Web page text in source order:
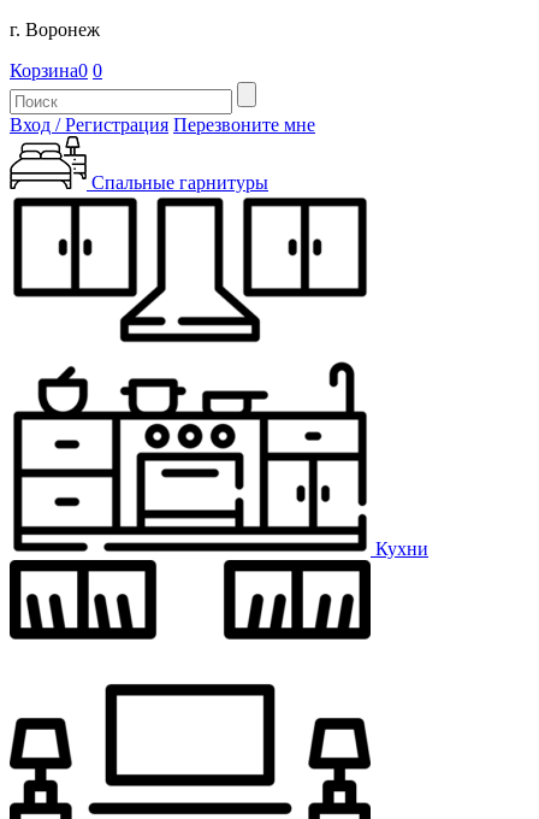
г. Воронеж
Корзина0 0
Вход / Регистрация Перезвоните мне
Спальные гарнитуры
Кухни